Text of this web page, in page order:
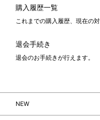
購入履歴一覧
これまでの購入履歴、現在の
退会手続き
退会のお手続きが行えます。
NEW